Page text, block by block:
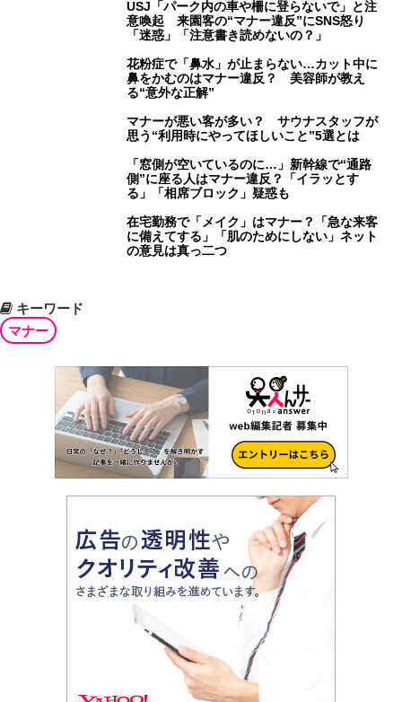
USJ「パーク内の車や柵に登らないで」と注
意喚起 来園客の“マナー違反”にSNS怒り
「迷惑」「注意書き読めないの？」
花粉症で「鼻水」が止まらない…カット中に
鼻をかむのはマナー違反？ 美容師が教え
る“意外な正解”
マナーが悪い客が多い？ サウナスタッフが
思う“利用時にやってほしいこと”5選とは
「窓側が空いているのに…」新幹線で“通路
側”に座る人はマナー違反？「イラッとす
る」「相席ブロック」疑惑も
在宅勤務で「メイク」はマナー？「急な来客
に備えてする」「肌のためにしない」ネット
の意見は真っ二つ
キーワード
マナー